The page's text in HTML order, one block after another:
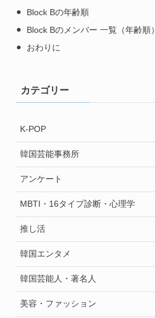
Block Bの年齢順
Block Bのメンバー 一覧（年齢順）
おわりに
カテゴリー
K-POP
韓国芸能事務所
アンケート
MBTI・16タイプ診断・心理学
推し活
韓国エンタメ
韓国芸能人・著名人
美容・ファッション